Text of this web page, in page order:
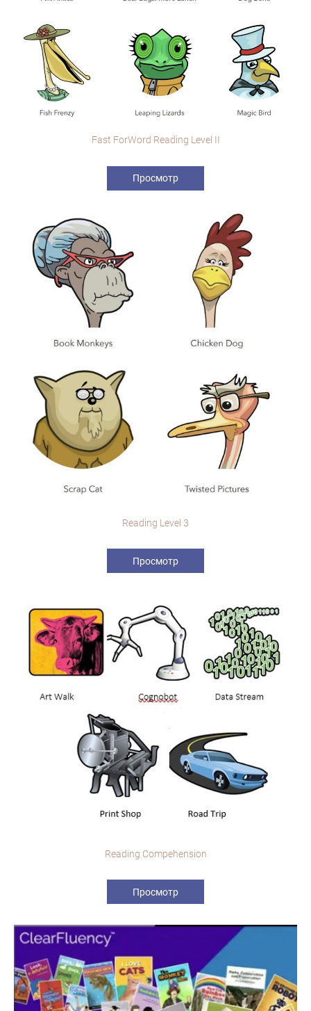
Fast ForWord Reading Level II
Просмотр
Reading Level 3
Просмотр
Reading Compehension
Просмотр